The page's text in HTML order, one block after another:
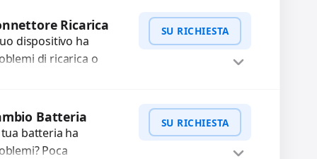
Ricarica
dispositivo ha
di ricarica o
di ricarica
rotti, allentati,
SU RICHIESTA
WhatsApp
Batteria
tua batteria ha
Poca
SU RICHIESTA